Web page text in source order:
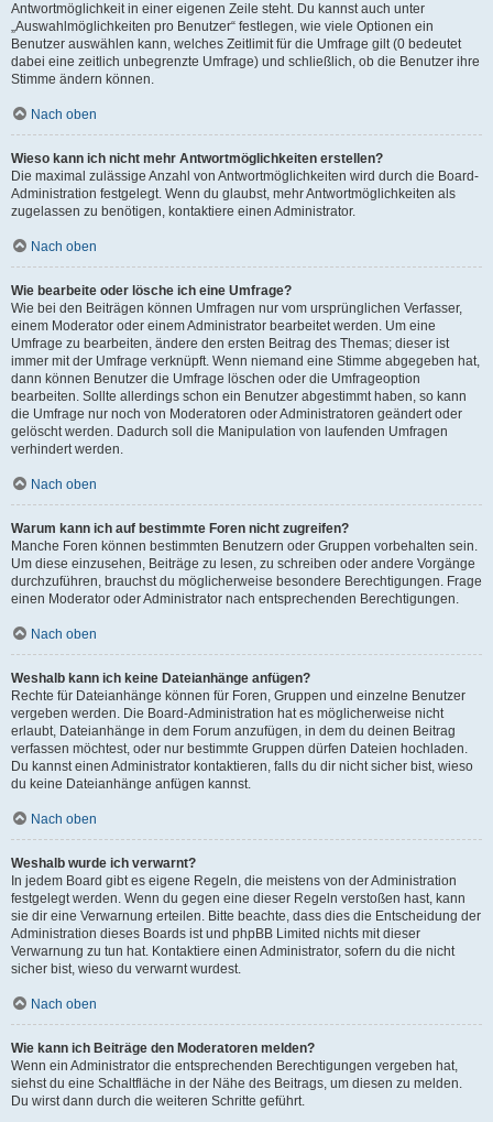
Antwortmöglichkeit in einer eigenen Zeile steht. Du kannst auch unter
„Auswahlmöglichkeiten pro Benutzer“ festlegen, wie viele Optionen ein
Benutzer auswählen kann, welches Zeitlimit für die Umfrage gilt (0 bedeutet
dabei eine zeitlich unbegrenzte Umfrage) und schließlich, ob die Benutzer ihre
Stimme ändern können.
Nach oben
Wieso kann ich nicht mehr Antwortmöglichkeiten erstellen?
Die maximal zulässige Anzahl von Antwortmöglichkeiten wird durch die Board-
Administration festgelegt. Wenn du glaubst, mehr Antwortmöglichkeiten als
zugelassen zu benötigen, kontaktiere einen Administrator.
Nach oben
Wie bearbeite oder lösche ich eine Umfrage?
Wie bei den Beiträgen können Umfragen nur vom ursprünglichen Verfasser,
einem Moderator oder einem Administrator bearbeitet werden. Um eine
Umfrage zu bearbeiten, ändere den ersten Beitrag des Themas; dieser ist
immer mit der Umfrage verknüpft. Wenn niemand eine Stimme abgegeben hat,
dann können Benutzer die Umfrage löschen oder die Umfrageoption
bearbeiten. Sollte allerdings schon ein Benutzer abgestimmt haben, so kann
die Umfrage nur noch von Moderatoren oder Administratoren geändert oder
gelöscht werden. Dadurch soll die Manipulation von laufenden Umfragen
verhindert werden.
Nach oben
Warum kann ich auf bestimmte Foren nicht zugreifen?
Manche Foren können bestimmten Benutzern oder Gruppen vorbehalten sein.
Um diese einzusehen, Beiträge zu lesen, zu schreiben oder andere Vorgänge
durchzuführen, brauchst du möglicherweise besondere Berechtigungen. Frage
einen Moderator oder Administrator nach entsprechenden Berechtigungen.
Nach oben
Weshalb kann ich keine Dateianhänge anfügen?
Rechte für Dateianhänge können für Foren, Gruppen und einzelne Benutzer
vergeben werden. Die Board-Administration hat es möglicherweise nicht
erlaubt, Dateianhänge in dem Forum anzufügen, in dem du deinen Beitrag
verfassen möchtest, oder nur bestimmte Gruppen dürfen Dateien hochladen.
Du kannst einen Administrator kontaktieren, falls du dir nicht sicher bist, wieso
du keine Dateianhänge anfügen kannst.
Nach oben
Weshalb wurde ich verwarnt?
In jedem Board gibt es eigene Regeln, die meistens von der Administration
festgelegt werden. Wenn du gegen eine dieser Regeln verstoßen hast, kann
sie dir eine Verwarnung erteilen. Bitte beachte, dass dies die Entscheidung der
Administration dieses Boards ist und phpBB Limited nichts mit dieser
Verwarnung zu tun hat. Kontaktiere einen Administrator, sofern du die nicht
sicher bist, wieso du verwarnt wurdest.
Nach oben
Wie kann ich Beiträge den Moderatoren melden?
Wenn ein Administrator die entsprechenden Berechtigungen vergeben hat,
siehst du eine Schaltfläche in der Nähe des Beitrags, um diesen zu melden.
Du wirst dann durch die weiteren Schritte geführt.